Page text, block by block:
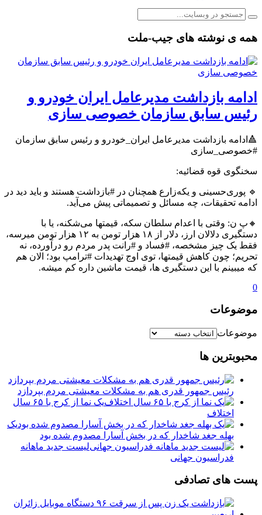
همه ی نوشته های جیب-ملت
ادامه بازداشت مدیرعامل ایران خودرو و
رئیس سابق سازمان خصوصی سازی
🔺ادامه بازداشت مدیرعامل ایران_خودرو و رئیس سابق سازمان
#خصوصی_سازی
سخنگوی قوه‌ قضائیه:
🔹 پوری‌حسینی و یکه‌زارع همچنان در #بازداشت هستند و باید دید در
ادامه تحقیقات، چه مسائل و تصمیماتی پیش می‌آید.
🔸پ ن: وقتی با اعدام سلطان سکه، قیمتها می‌شکنه، یا با
دستگیری دلالان ارز، دلار از ۱۸ هزار تومن به ۱۲ هزار تومن میرسه،
فقط یک چیز مشخصه، #فساد و #رانت پدر مردم رو درآورده، نه
تحریم؛ چون کاهش قیمتها، توی اوج تهدیدات #ترامپ بود؛ الان هم
که میبینم با این دستگیری ها، قیمت ماشین داره کم میشه.
0
موضوعات
موضوعات
محبوبترین ها
رئیس جمهور قدری هم به مشکلات معیشتی مردم بپردازد
یک نما از کرج با ۶۵ سال
اختلاف
یک
بهله جغد شاخدار که در بخش آسارا مصدوم شده بود
لیست جدید ماهانه
فدراسیون جهانی
پست های تصادفی